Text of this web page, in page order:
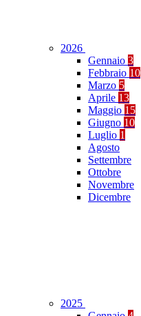
2026
Gennaio 3
Febbraio 10
Marzo 5
Aprile 13
Maggio 15
Giugno 10
Luglio 1
Agosto
Settembre
Ottobre
Novembre
Dicembre
2025